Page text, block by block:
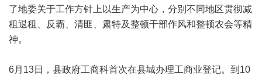
了地委关于工作方针上以生产为中心，分别不同地区贯彻减
租退租、反霸、清匪、肃特及整顿干部作风和整顿农会等精
神。
6月13日，县政府工商科首次在县城办理工商业登记。到10